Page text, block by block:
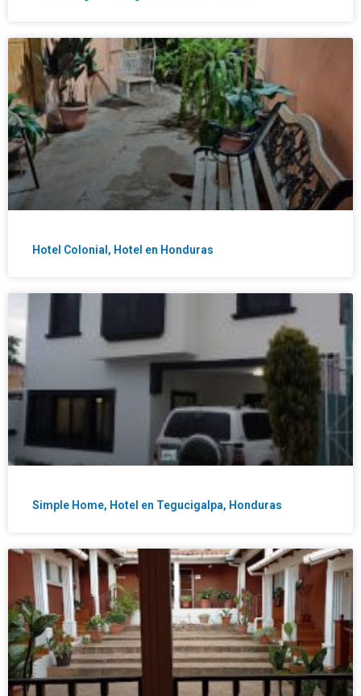
Hotel Colonial, Hotel en Honduras
Simple Home, Hotel en Tegucigalpa, Honduras